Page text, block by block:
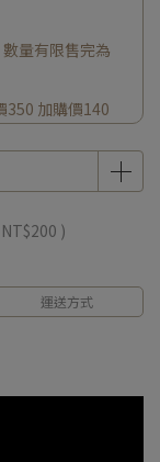
量有限售完為
350 加購價140
NT$200 )
運送方式